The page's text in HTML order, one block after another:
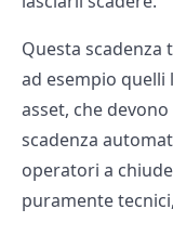
Questa scadenza
ad esempio
asset, che
scadenza
operatori a
puramente